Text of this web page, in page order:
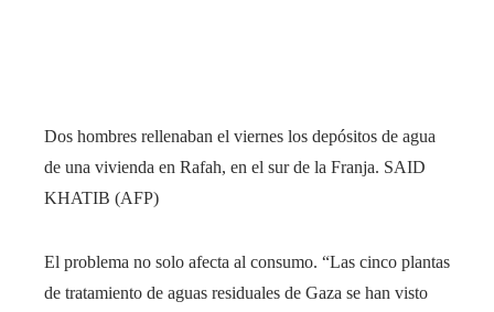
Dos hombres rellenaban el viernes los depósitos de agua
de una vivienda en Rafah, en el sur de la Franja. SAID
KHATIB (AFP)
El problema no solo afecta al consumo. “Las cinco plantas
de tratamiento de aguas residuales de Gaza se han visto